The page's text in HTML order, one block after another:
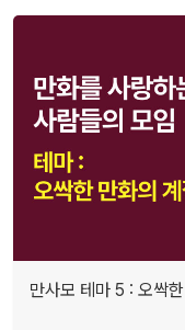
만사모 테마 5 : 오싹